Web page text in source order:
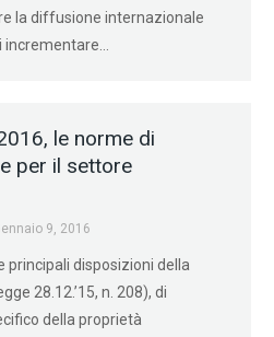
la diffusione internazionale
le norme di
per il settore
9, 2016
principali disposizioni della
28.12.’15, n. 208), di
della proprietà